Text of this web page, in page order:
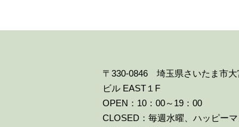
〒330-0846 埼玉県さいたま市
ビル EAST１F
OPEN：10：00～19：00
CLOSED：毎週水曜、ハッピー